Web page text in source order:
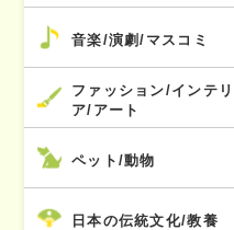
音楽/演劇/マスコミ
ファッション/インテリ
ア/アート
ペット/動物
日本の伝統文化/教養